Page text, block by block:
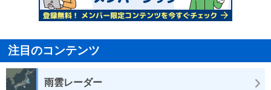
注目のコンテンツ
雨雲レーダー